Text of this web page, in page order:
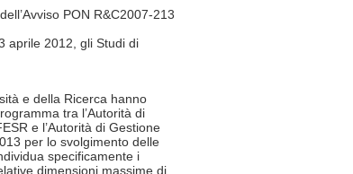
PON R&C2007-213
aprile 2012, gli Studi di
e della Ricerca hanno
tra l’Autorità di
e l’Autorità di Gestione
per lo svolgimento delle
specificamente i
dimensioni massime di